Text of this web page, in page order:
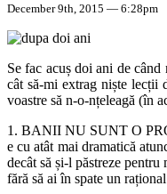
December 9th, 2015 — 6:28pm
Se fac acuș doi ani de
cât să-mi extrag niște lecții
voastre să n-o-nțeleagă (în
1. BANII NU SUNT O
e cu atât mai dramatică
decât să și-l păstreze
fără să ai în spate un